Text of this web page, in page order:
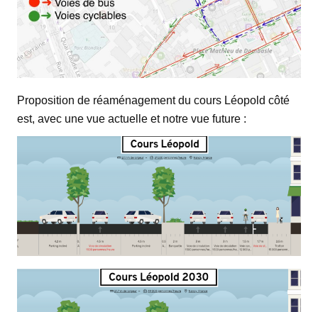
Proposition de réaménagement du cours Léopold côté
est, avec une vue actuelle et notre vue future :